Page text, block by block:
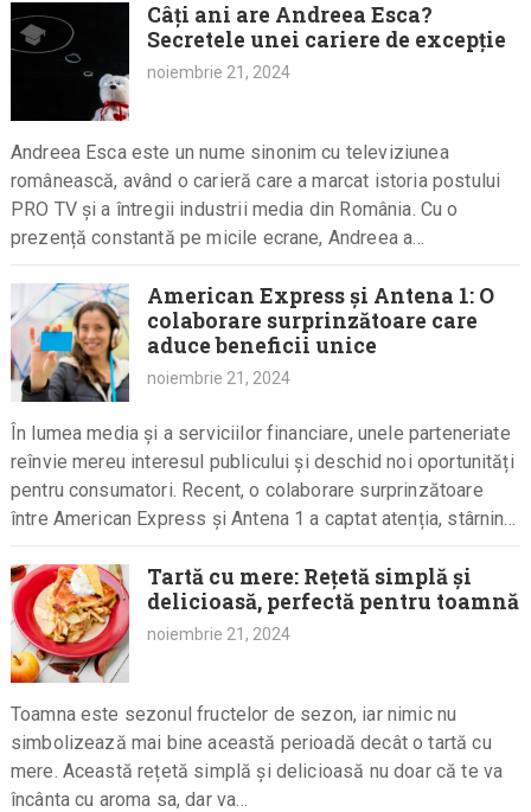
Câți ani are Andreea Esca?
Secretele unei cariere de excepție
noiembrie 21, 2024
Andreea Esca este un nume sinonim cu televiziunea
românească, având o carieră care a marcat istoria postului
PRO TV și a întregii industrii media din România. Cu o
prezență constantă pe micile ecrane, Andreea a…
American Express și Antena 1: O
colaborare surprinzătoare care
aduce beneficii unice
noiembrie 21, 2024
În lumea media și a serviciilor financiare, unele parteneriate
reînvie mereu interesul publicului și deschid noi oportunități
pentru consumatori. Recent, o colaborare surprinzătoare
între American Express și Antena 1 a captat atenția, stârnind
Tartă cu mere: Rețetă simplă și
delicioasă, perfectă pentru toamnă
noiembrie 21, 2024
Toamna este sezonul fructelor de sezon, iar nimic nu
simbolizează mai bine această perioadă decât o tartă cu
mere. Această rețetă simplă și delicioasă nu doar că te va
încânta cu aroma sa, dar va…